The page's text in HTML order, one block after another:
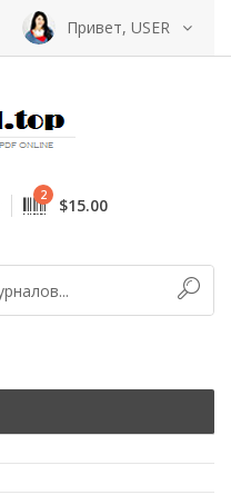
Привет, USER
2 $15.00